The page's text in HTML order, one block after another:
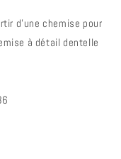
d’une chemise pour
à détail dentelle